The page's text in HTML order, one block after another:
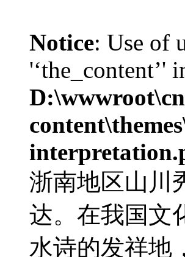
Notice: Use of
'‘the_content’'
浙南地区山川
达。在我国文
水诗的发祥地